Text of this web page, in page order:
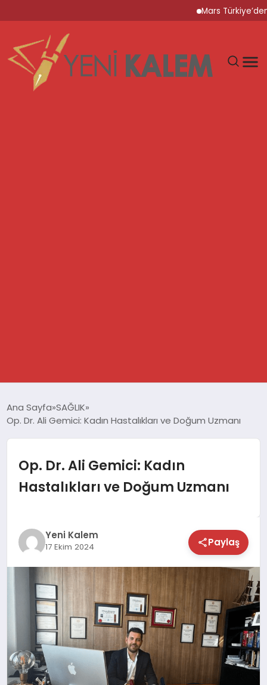
Mars Türkiye’den
DÜNYA
EKONOMİ
TEKNOLOJİ
SAĞLIK
MAGAZİN
EĞİTİM
Ana Sayfa SAĞLIK
Op. Dr. Ali Gemici: Kadın Hastalıkları ve Doğum Uzmanı
Op. Dr. Ali Gemici: Kadın
Hastalıkları ve Doğum Uzmanı
Yeni Kalem
17 Ekim 2024 Paylaş